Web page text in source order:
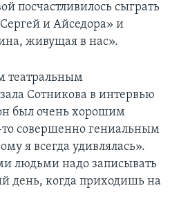
посчастливилось сыграть
и Айседора» и
живущая в нас».
театральным
Сотникова в интервью
был очень хорошим
совершенно гениальным
я всегда удивлялась».
людьми надо записывать
день, когда приходишь на